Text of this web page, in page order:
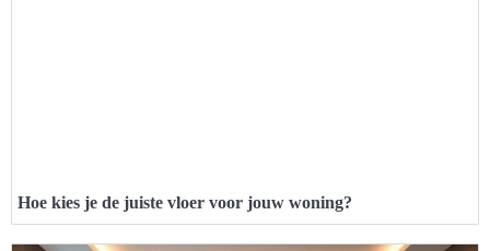
Hoe kies je de juiste vloer voor jouw woning?